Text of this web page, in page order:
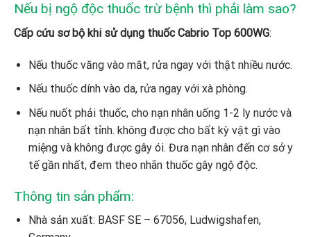
Nếu bị ngộ độc thuốc trừ bệnh thì phải làm sao?
Cấp cứu sơ bộ khi sử dụng thuốcCabrio Top 600WG:
Nếu thuốc văng vào mắt, rửa ngay với thật nhiều nước.
Nếu thuốc dính vào da, rửa ngay với xà phòng.
Nếu nuốt phải thuốc, cho nạn nhân uống 1-2 ly nước và
nạnnhân bất tỉnh. không được cho bất kỳ vật gì vào
miệng và không được gây ói. Đưa nạn nhân đến cơ sở y
tế gần nhất, đem theo nhãn thuốc gây ngộ độc.
Thông tin sản phẩm:
Nhà sản xuất: BASF SE – 67056, Ludwigshafen,